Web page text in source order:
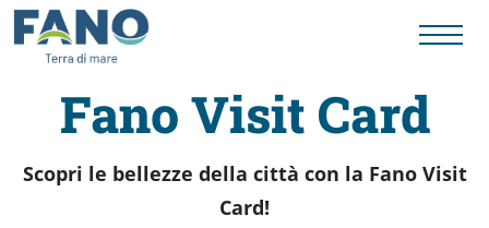
Fano
Fano Visit Card
Scopri le bellezze della città con la Fano Visit
Card!